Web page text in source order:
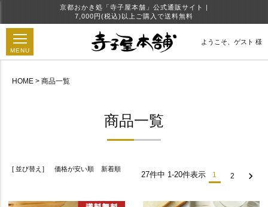
京都おかき処「寺子屋本舗」公式通販サイト |
7,000円(税込)以上ご購入で送料無料
MENU
ようこそ、 ゲスト 様
HOME 商品一覧
商品一覧
並び替え 価格が安い順 新着順
27件中 1-20件表示 1 2